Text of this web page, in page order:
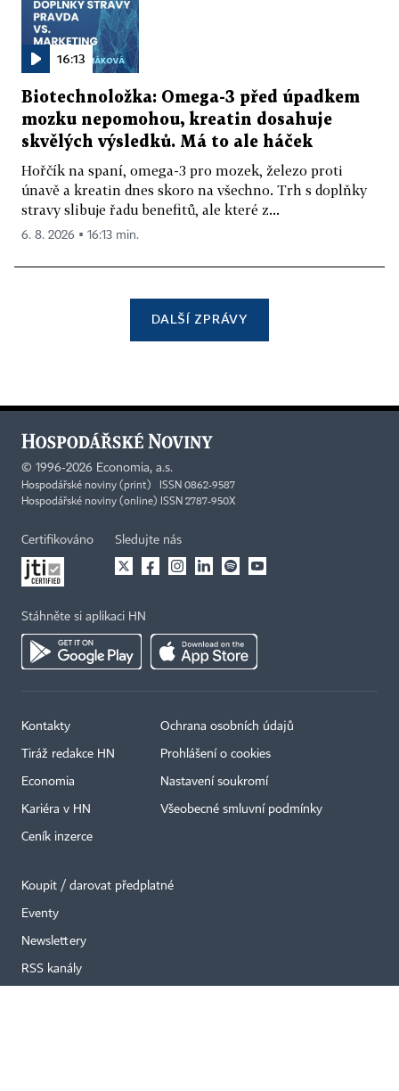
16:13
Biotechnoložka: Omega-3 před úpadkem
mozku nepomohou, kreatin dosahuje
skvělých výsledků. Má to ale háček
Hořčík na spaní, omega-3 pro mozek, železo proti
únavě a kreatin dnes skoro na všechno. Trh s doplňky
stravy slibuje řadu benefitů, ale které z...
6. 8. 2026 ▪ 16:13 min.
DALŠÍ ZPRÁVY
© 1996-2026 Economia, a.s.
Hospodářské noviny (print) ISSN 0862-9587
Hospodářské noviny (online) ISSN 2787-950X
Certifikováno Sledujte nás
Stáhněte si aplikaci HN
Kontakty
Tiráž redakce HN
Economia
Kariéra v HN
Ceník inzerce
Ochrana osobních údajů
Prohlášení o cookies
Nastavení soukromí
Všeobecné smluvní podmínky
Koupit / darovat předplatné
Eventy
Newslettery
RSS kanály